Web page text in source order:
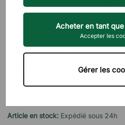
Acheter en tant
Accepter les
Gérer les
DIREKT INTERIÖR
Chaise de
Noire avec appuie
329 €
Article en stock: Expédié sous 24h